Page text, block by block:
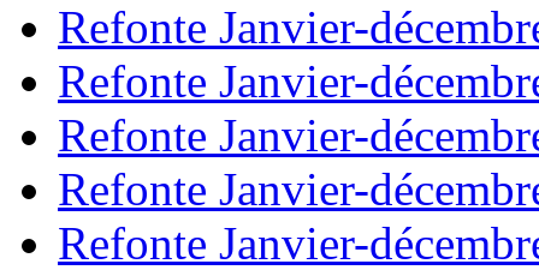
Refonte Janvier-
Refonte Janvier-
Refonte Janvier-
Refonte Janvier-
Refonte Janvier-